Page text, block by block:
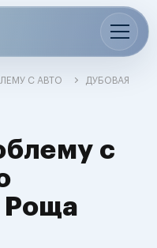
С АВТО
ДУБОВАЯ
с
Роща